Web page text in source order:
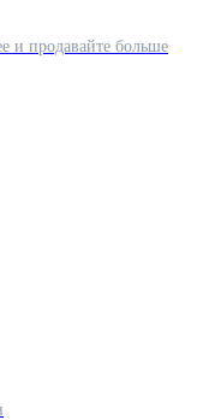
и продавайте больше